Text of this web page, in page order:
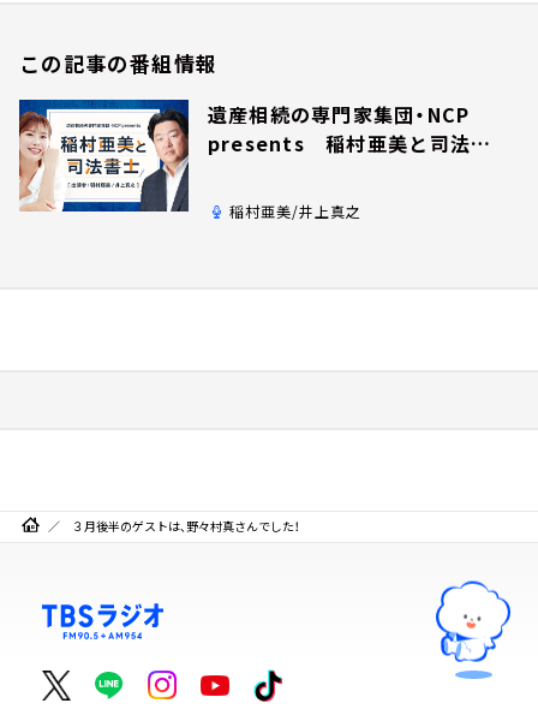
この記事の番組情報
遺産相続の専門家集団・NCP
presents 稲村亜美と司法書
稲村亜美/井上真之
３月後半のゲストは、野々村真さんでした！